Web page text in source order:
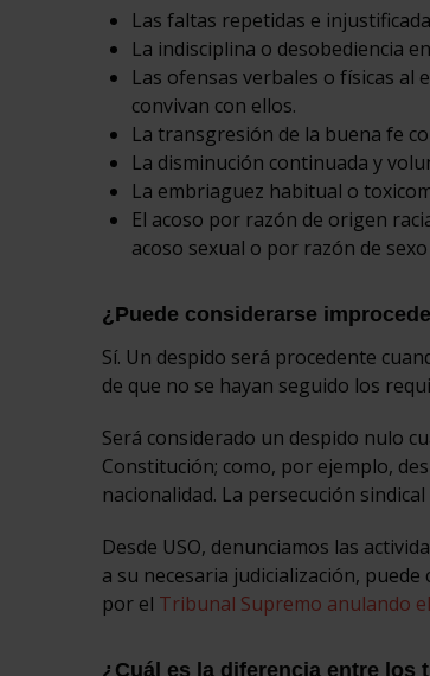
Las faltas repetidas e
La indisciplina o desobediencia
Las ofensas verbales o físicas al
convivan con ellos.
La transgresión de la buena fe
La disminución continuada y
La embriaguez habitual o
El acoso por razón de origen
acoso sexual o por razón de
¿Puede considerarse
Sí. Un despido será procedente
de que no se hayan seguido los
Será considerado un despido nulo
Constitución; como, por ejemplo,
nacionalidad. La persecución
Desde USO, denunciamos las
a su necesaria judicialización,
por el Tribunal Supremo anulando
¿Cuál es la diferencia entre